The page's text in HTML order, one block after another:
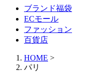
ブランド福袋
ECモール
ファッション
百貨店
HOME >
パリ